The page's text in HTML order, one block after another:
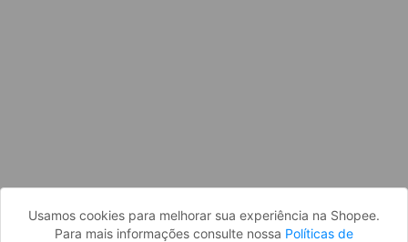
Usamos cookies para melhorar sua experiência na Shopee.
Para mais informações consulte nossa Políticas de